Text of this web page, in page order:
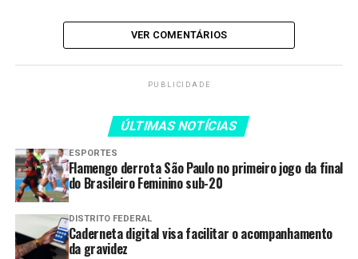
Compartilhar
Foragido da Justiça é Preso Pela PMDF em Ceilândia
ANTERIOR
Sargento da PMDF é vice-campeão em torneio
internacional de jiu-jitsu nos Estados Unidos
VER COMENTÁRIOS
PUBLICIDADE
ÚLTIMAS NOTÍCIAS
ESPORTES
Flamengo derrota São Paulo no primeiro jogo da final
do Brasileiro Feminino sub-20
DISTRITO FEDERAL
Caderneta digital visa facilitar o acompanhamento
da gravidez